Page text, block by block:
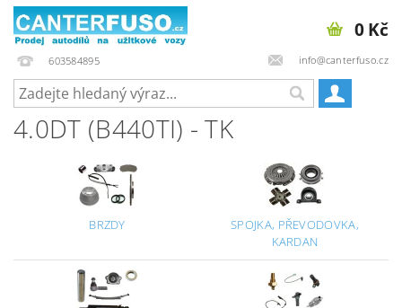
603584895 info@canterfuso.cz
0 Kč
4.0DT (B440TI) - TK
BRZDY
SPOJKA, PŘEVODOVKA,
KARDAN